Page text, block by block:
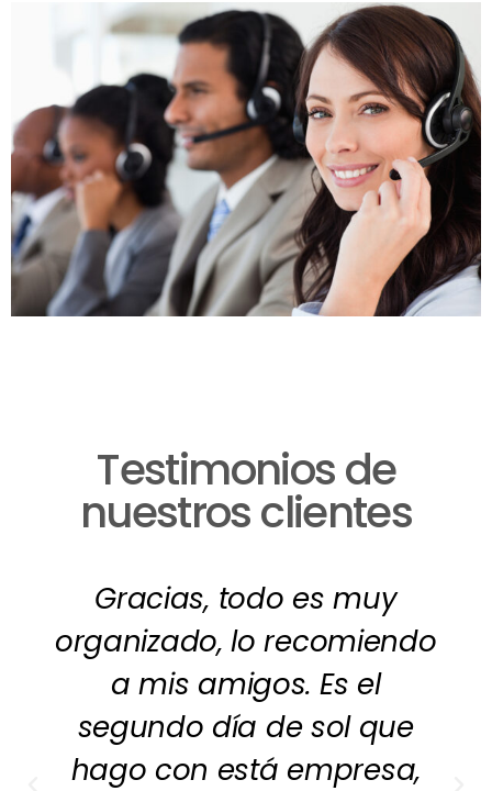
Testimonios de
nuestros clientes
Gracias, todo es muy
organizado, lo recomiendo
a mis amigos. Es el
segundo día de sol que
hago con está empresa,